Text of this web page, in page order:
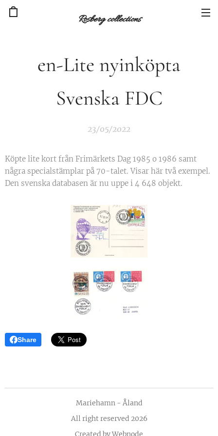
Rosberg collections
en-Lite nyinköpta
Svenska FDC
23/05/2022
Köpte lite kort från Frimärkets Dag 1985 o 1986 samt
några specialstämplar på 70-talet. Visar här två exempel.
Den svenska databasen är nu uppe i 4 648 objekt.
Share
Mariehamn - Åland
All right reserved 2026
Created byWebnode